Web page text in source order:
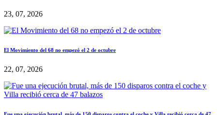
23, 07, 2026
El Movimiento del 68 no empezó el 2 de octubre
22, 07, 2026